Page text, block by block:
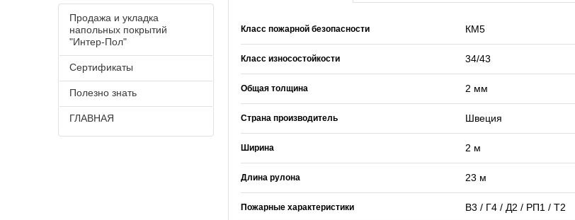
Класс пожарной безопасности КМ5
Класс износостойкости 34/43
Общая толщина 2 мм
Страна производитель Швеция
Ширина 2 м
Длина рулона 23 м
Пожарные характеристики В3 / Г4 / Д2 / РП1 / T2
Продажа и укладка
напольных покрытий
"Интер-Пол"
Сертификаты
Полезно знать
ГЛАВНАЯ